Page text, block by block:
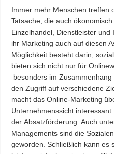
Immer mehr Menschen treffen
Tatsache, die auch
Einzelhandel, Dienstleister
ihr Marketing auch auf diesen
Möglichkeit besteht darin,
bieten sich nicht nur für
besonders im
den Zugriff auf verschiedene
macht das Online-Marketing
Unternehmenssicht
der Absatzförderung. Auch
Managements sind die
geworden. Schließlich kann es